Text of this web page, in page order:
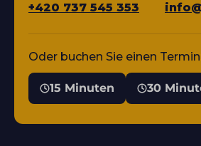
+420 737 545 353
Oder buchen Sie einen
15 Minuten 30